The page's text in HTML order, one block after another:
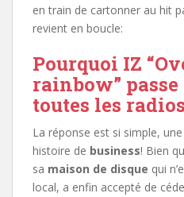
en train de cartonner au hit
revient en boucle:
Pourquoi IZ
rainbow”
toutes les
La réponse est si simple,
histoire de business! Bien
sa maison de disque qui
local, a enfin accepté de